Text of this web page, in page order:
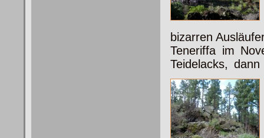
bizarren
Teneriffa im
Teidelacks,